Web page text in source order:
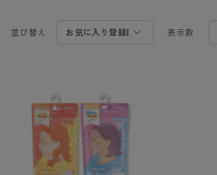
ストッキング
- 無地ストッキング
- 柄ストッキング
インナーウェア
ブラジャー
- ノンワイヤーブラ
ライフスタイルウェア
ボトムス
ソックス・靴下
クルー・レギュラー丈ソックス
スニーカー丈・くるぶし丈ソックス
インナーウエア
メンズパンツ
ボクサー
ライフスタイルウェア
ボトムス
タイツ
ソックス・靴下
クルー・レギュラー丈ソックス
インナーウエア
ブラジャー
ノンワイヤーブラ
ブランドから探す
AZGI
アスティーグ
商品選びのお手伝い
並び替え 表示数